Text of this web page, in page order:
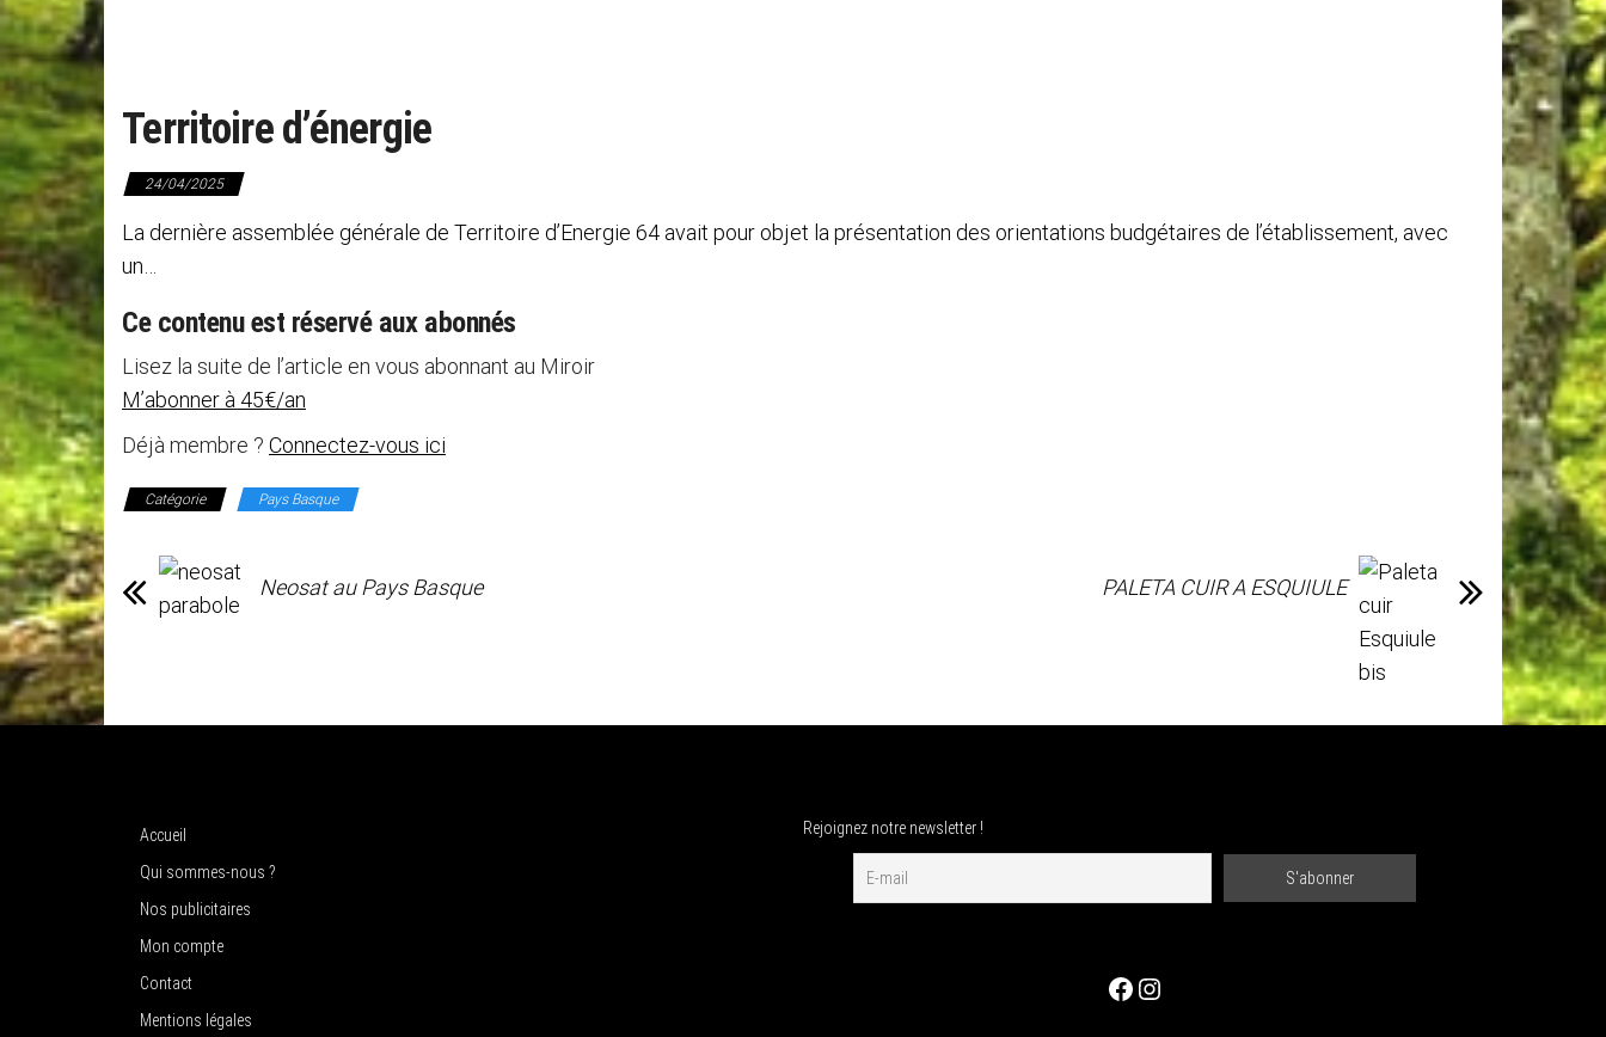
Territoire d’énergie
24/04/2025
La dernière assemblée générale de Territoire d’Energie 64 avait pour objet la présentation des orientations budgétaires de l’établissement, avec
un…
Ce contenu est réservé aux abonnés
Lisez la suite de l’article en vous abonnant au Miroir
M’abonner à 45€/an
Déjà membre ? Connectez-vous ici
Catégorie Pays Basque
Neosat au Pays Basque PALETA CUIR A ESQUIULE
Accueil
Qui sommes-nous ?
Nos publicitaires
Mon compte
Contact
Mentions légales
Rejoignez notre newsletter !
Facebook Instagram